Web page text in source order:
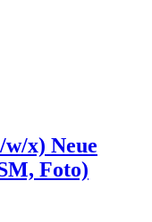
x) Neue
Foto)